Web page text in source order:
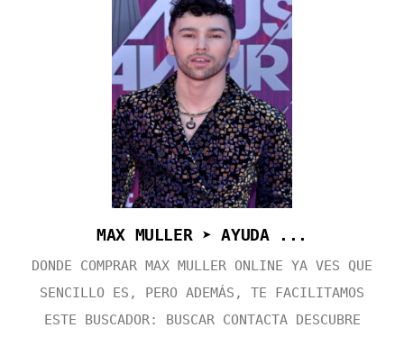
MAX MULLER ➤ AYUDA ...
DONDE COMPRAR MAX MULLER ONLINE YA VES QUE
SENCILLO ES, PERO ADEMÁS, TE FACILITAMOS
ESTE BUSCADOR: BUSCAR CONTACTA DESCUBRE